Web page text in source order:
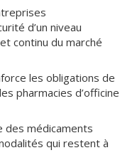
d’un niveau
continu du marché
les obligations de
pharmacies d’officine
des médicaments
qui restent à